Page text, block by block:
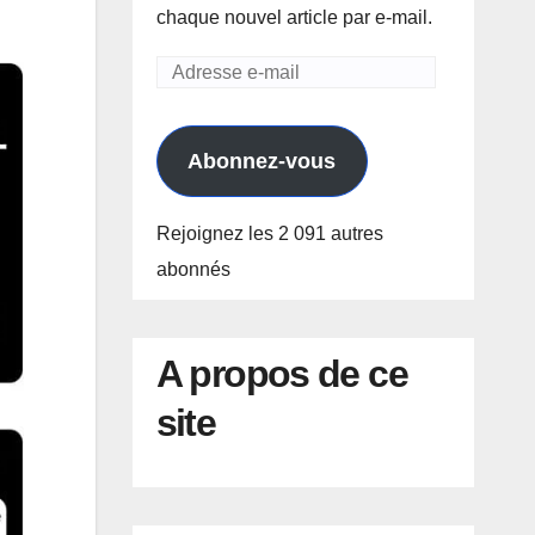
chaque nouvel article par e-mail.
Adresse
mail
Abonnez-vous
Rejoignez les 2 091 autres
abonnés
A propos de ce
site